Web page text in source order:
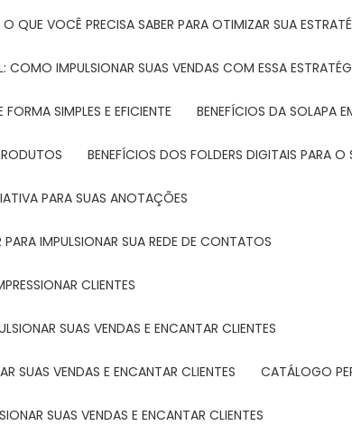
QUE VOCÊ PRECISA SABER PARA OTIMIZAR SUA
COMO IMPULSIONAR SUAS VENDAS COM ESSA
SIMPLES E EFICIENTE BENEFÍCIOS DA SOLAPA
BENEFÍCIOS DOS FOLDERS DIGITAIS PARA
PARA SUAS ANOTAÇÕES
IMPULSIONAR SUA REDE DE CONTATOS
CLIENTES
SUAS VENDAS E ENCANTAR CLIENTES
SUAS VENDAS E ENCANTAR CLIENTES CATÁLOGO
SUAS VENDAS E ENCANTAR CLIENTES